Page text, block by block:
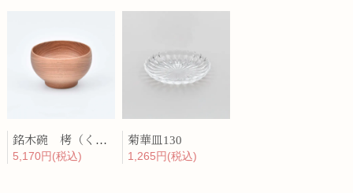
銘木碗 栲（くるみ）
5,170円(税込)
菊華皿130
1,265円(税込)